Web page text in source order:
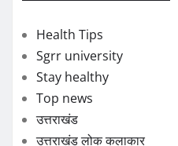
Health Tips
Sgrr university
Stay healthy
Top news
उत्तराखंड
उत्तराखंड लोक कलाकार